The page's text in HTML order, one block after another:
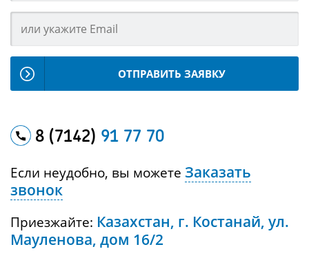
ОТПРАВИТЬ ЗАЯВКУ
8 (7142) 91 77 70
Если неудобно, вы можете Заказать
звонок
Приезжайте: Казахстан, г. Костанай, ул.
Мауленова, дом 16/2